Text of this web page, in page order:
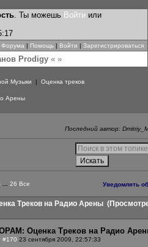
. Ты можешь Войти или
Форума | Помощь | Войти | Зарегистрироваться
Prodigy« »
Музыки | Оценка треков
Арены
Последний автор:
26 Все Уведомлять
Треков на Радио Арены
Оценка Треков на Радио
#170 23 сентября 2009, 22:57:33